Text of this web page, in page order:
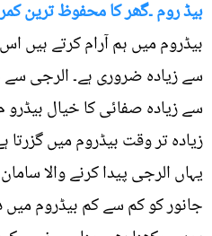
بیڈ روم ۔گھر کا محفوظ ترین
بیڈروم میں ہم آرام کرتے
سے زیادہ ضروری ہے۔ الرجی
سے زیادہ صفائی کا خیال بیڈرو
زیادہ تر وقت بیڈروم میں
یہاں الرجی پیدا کرنے والا
جانور کو کم سے کم بیڈروم میں